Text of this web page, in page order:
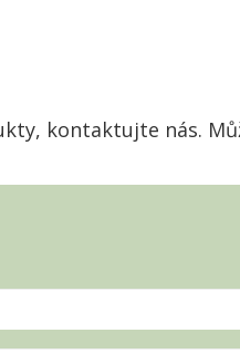
kontaktujte nás.